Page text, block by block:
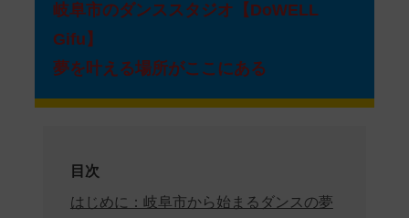
岐阜市のダンススタジオ【DoWELL
Gifu】
夢を叶える場所がここにある
目次
はじめに：岐阜市から始まるダンスの夢